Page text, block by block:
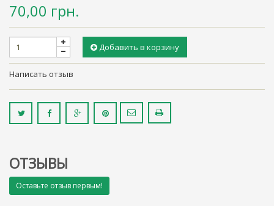
70,00 грн.
Добавить в корзину
Написать отзыв
ОТЗЫВЫ
Оставьте отзыв первым!